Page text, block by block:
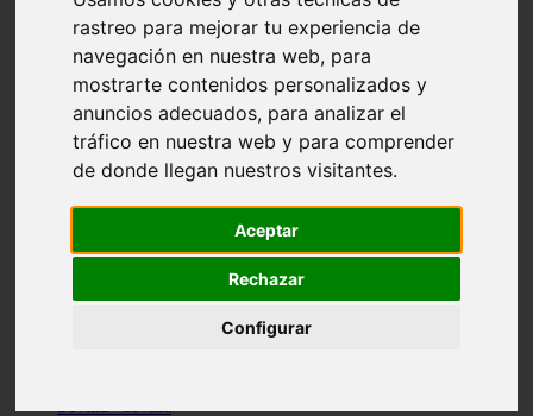
rastreo para mejorar tu experiencia de
navegación en nuestra web, para
mostrarte contenidos personalizados y
anuncios adecuados, para analizar el
tráfico en nuestra web y para comprender
de donde llegan nuestros visitantes.
Aceptar
Rechazar
Configurar
Madrid - pozuelo-de-alarcón
Teruel - sarrión
Cádiz - algodonales
Illes-balears - inca
Madrid - madrid
Málaga - torremolinos
Asturias - oviedo
Cádiz - el-puerto-de-santa-maría
Toledo - illescas
Málaga - marbella
Barcelona - barcelona